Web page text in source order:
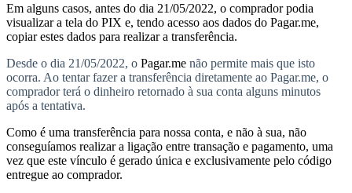
Em alguns casos, antes do dia 21/05/2022, o comprador podia
visualizar a tela do PIX e, tendo acesso aos dados do Pagar.me,
copiar estes dados para realizar a transferência.
Desde o dia 21/05/2022, o Pagar.me não permite mais que isto
ocorra. Ao tentar fazer a transferência diretamente ao Pagar.me, o
comprador terá o dinheiro retornado à sua conta alguns minutos
após a tentativa.
Como é uma transferência para nossa conta, e não à sua, não
conseguíamos realizar a ligação entre transação e pagamento, uma
vez que este vínculo é gerado única e exclusivamente pelo código
entregue ao comprador.